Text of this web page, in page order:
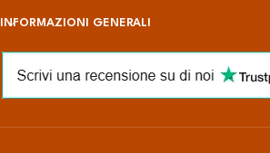
INFORMAZIONI GENERALI